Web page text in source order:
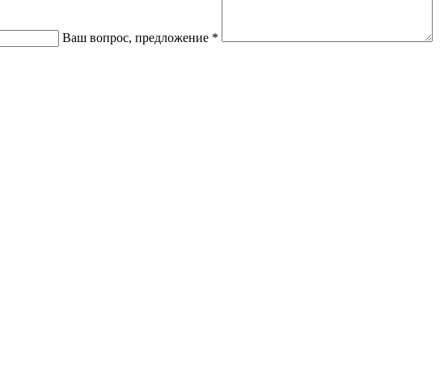
Ваш вопрос, предложение *